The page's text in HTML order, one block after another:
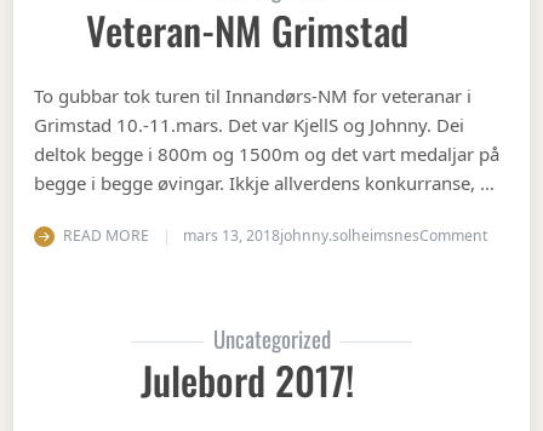
Veteran-NM Grimstad
To gubbar tok turen til Innandørs-NM for veteranar i
Grimstad 10.-11.mars. Det var KjellS og Johnny. Dei
deltok begge i 800m og 1500m og det vart medaljar på
begge i begge øvingar. Ikkje allverdens konkurranse, …
READ MORE mars 13, 2018johnny.solheimsnesCommenton
Uncategorized
Julebord 2017!